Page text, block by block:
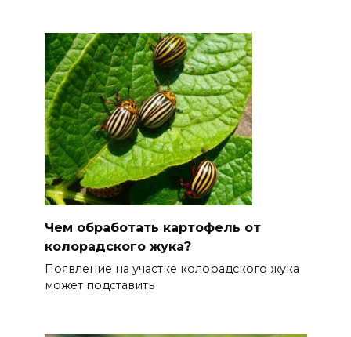
Чем обработать картофель от
колорадского жука?
Появление на участке колорадского жука
может подставить